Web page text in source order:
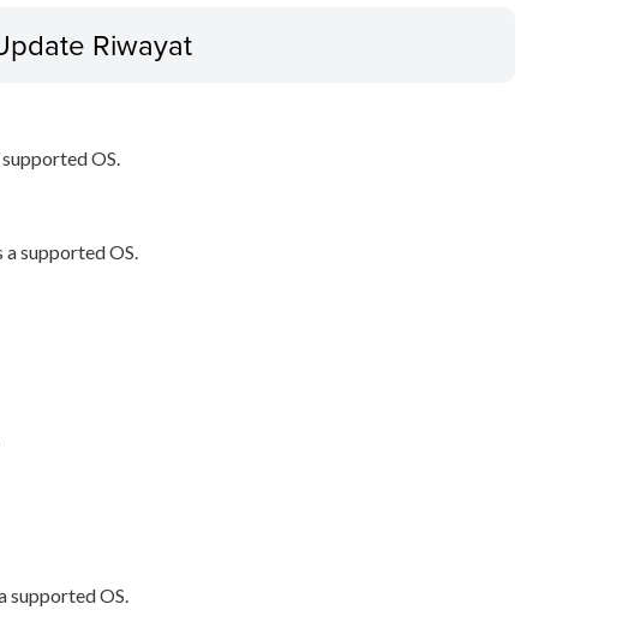
Riwayat
OS.
a supported OS.
supported OS.